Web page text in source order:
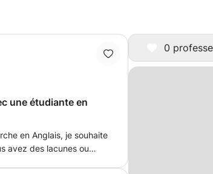
0
une étudiante en
en Anglais, je souhaite
avez des lacunes ou